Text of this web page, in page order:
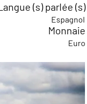
(s) parlée (s)
Espagnol
Monnaie
Euro